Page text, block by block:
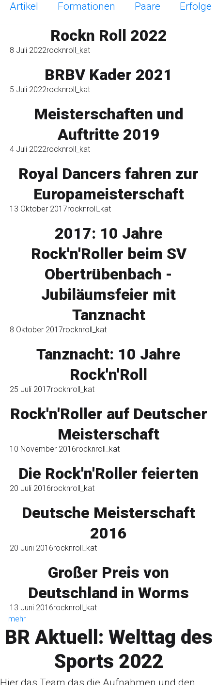
Artikel Formationen Paare Erfolge
Rockn Roll 2022
8 Juli 2022rocknroll_kat
BRBV Kader 2021
5 Juli 2022rocknroll_kat
Meisterschaften und
Auftritte 2019
4 Juli 2022rocknroll_kat
Royal Dancers fahren zur
Europameisterschaft
13 Oktober 2017rocknroll_kat
2017: 10 Jahre
Rock'n'Roller beim SV
Obertrübenbach -
Jubiläumsfeier mit
Tanznacht
8 Oktober 2017rocknroll_kat
Tanznacht: 10 Jahre
Rock'n'Roll
25 Juli 2017rocknroll_kat
Rock'n'Roller auf Deutscher
Meisterschaft
10 November 2016rocknroll_kat
Die Rock'n'Roller feierten
20 Juli 2016rocknroll_kat
Deutsche Meisterschaft
2016
20 Juni 2016rocknroll_kat
Großer Preis von
Deutschland in Worms
13 Juni 2016rocknroll_kat
mehr
BR Aktuell: Welttag des
Sports 2022
Hier das Team das die Aufnahmen und den